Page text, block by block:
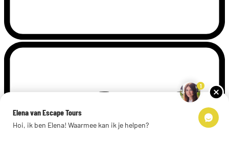
1
Elena van Escape Tours
Hoi, ik ben Elena! Waarmee kan ik je helpen?